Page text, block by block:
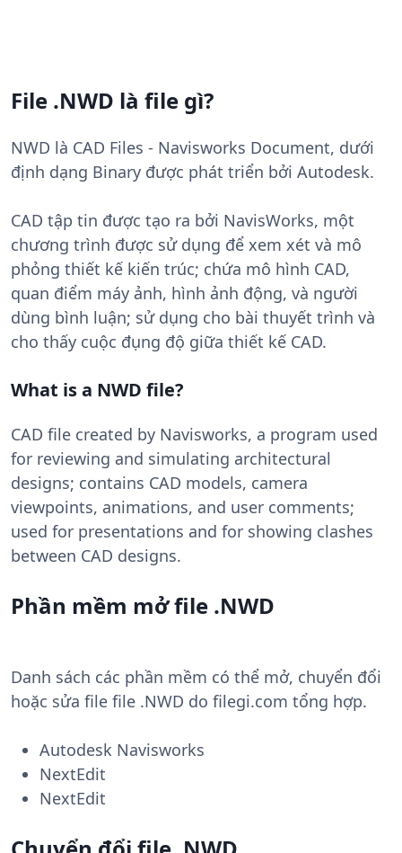
File .NWD là file gì?
NWD là CAD Files - Navisworks Document, dưới
định dạng Binary được phát triển bởi Autodesk.
CAD tập tin được tạo ra bởi NavisWorks, một
chương trình được sử dụng để xem xét và mô
phỏng thiết kế kiến ​​trúc; chứa mô hình CAD,
quan điểm máy ảnh, hình ảnh động, và người
dùng bình luận; sử dụng cho bài thuyết trình và
cho thấy cuộc đụng độ giữa thiết kế CAD.
What is a NWD file?
CAD file created by Navisworks, a program used
for reviewing and simulating architectural
designs; contains CAD models, camera
viewpoints, animations, and user comments;
used for presentations and for showing clashes
between CAD designs.
Phần mềm mở file .NWD
Danh sách các phần mềm có thể mở, chuyển đổi
hoặc sửa file file .NWD do filegi.com tổng hợp.
Autodesk Navisworks
NextEdit
NextEdit